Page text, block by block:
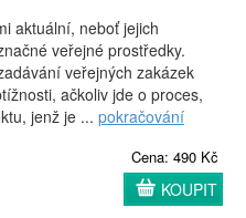
aktuální, neboť jejich
veřejné prostředky.
veřejných zakázek
ačkoliv jde o proces,
jenž je ... pokračování
Cena: 490 Kč
KOUPIT